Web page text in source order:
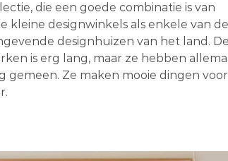
die een goede combinatie is van
kleine designwinkels als enkele van de
designhuizen van het land.
is erg lang, maar ze hebben
gemeen. Ze maken mooie dingen